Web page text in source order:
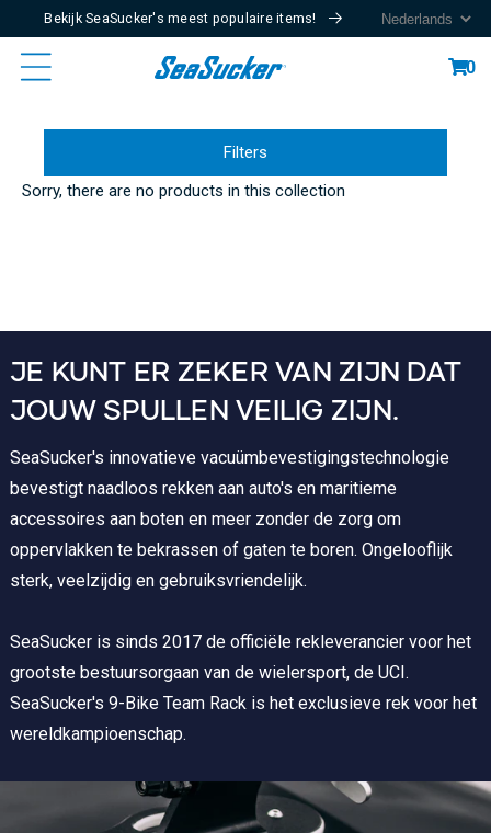
Content
Bekijk SeaSucker's meest populaire items!
Cart0
Filters
Sorry, there are no products in this collection
JE KUNT ER ZEKER VAN ZIJN DAT
JOUW SPULLEN VEILIG ZIJN.
SeaSucker's innovatieve vacuümbevestigingstechnologie
bevestigt naadloos rekken aan auto's en maritieme
accessoires aan boten en meer zonder de zorg om
oppervlakken te bekrassen of gaten te boren. Ongelooflijk
sterk, veelzijdig en gebruiksvriendelijk.
SeaSucker is sinds 2017 de officiële rekleverancier voor het
grootste bestuursorgaan van de wielersport, de UCI.
SeaSucker's 9-Bike Team Rack is het exclusieve rek voor het
wereldkampioenschap.